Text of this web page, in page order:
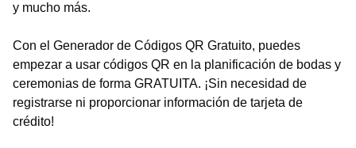
y mucho más.
Con el Generador de Códigos QR Gratuito, puedes
empezar a usar códigos QR en la planificación de bodas y
ceremonias de forma GRATUITA. ¡Sin necesidad de
registrarse ni proporcionar información de tarjeta de
crédito!